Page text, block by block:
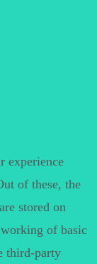
experience
of these, the
stored on
of basic
third-party